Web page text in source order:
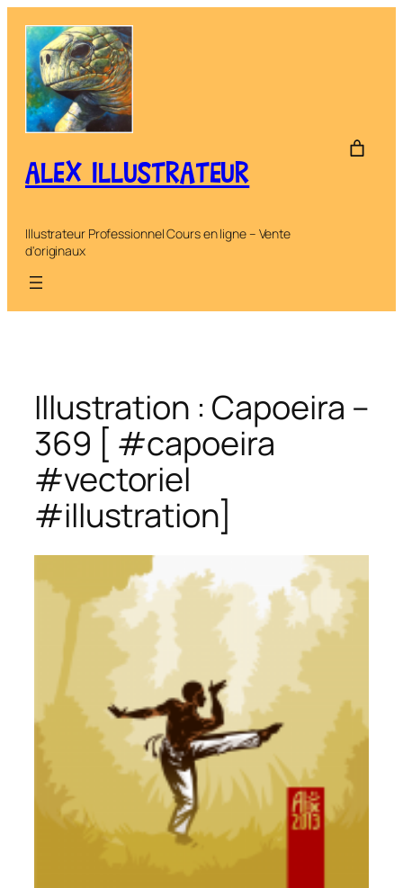
contenu
ALEX ILLUSTRATEUR
Illustrateur Professionnel Cours en ligne – Vente
d'originaux
Illustration : Capoeira –
369 [ #capoeira
#vectoriel
#illustration]